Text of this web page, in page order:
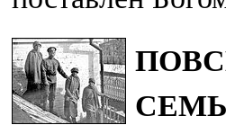
Храм в
Николая II
Курская